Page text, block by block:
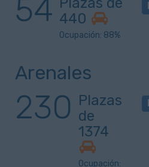
54 440
Ocupación: 88%
Arenales
230 Plazas
de
1374
Ocupación: